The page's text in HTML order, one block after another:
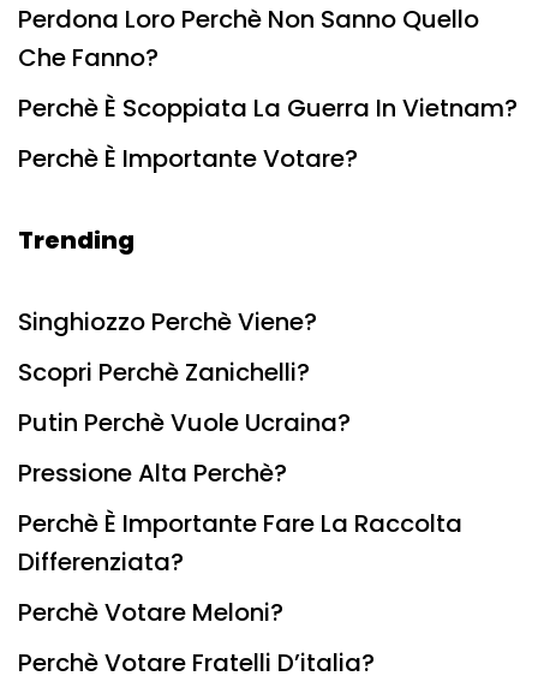
Perdona Loro Perchè Non Sanno Quello
Che Fanno?
Perchè È Scoppiata La Guerra In Vietnam?
Perchè È Importante Votare?
Trending
Singhiozzo Perchè Viene?
Scopri Perchè Zanichelli?
Putin Perchè Vuole Ucraina?
Pressione Alta Perchè?
Perchè È Importante Fare La Raccolta
Differenziata?
Perchè Votare Meloni?
Perchè Votare Fratelli D’italia?